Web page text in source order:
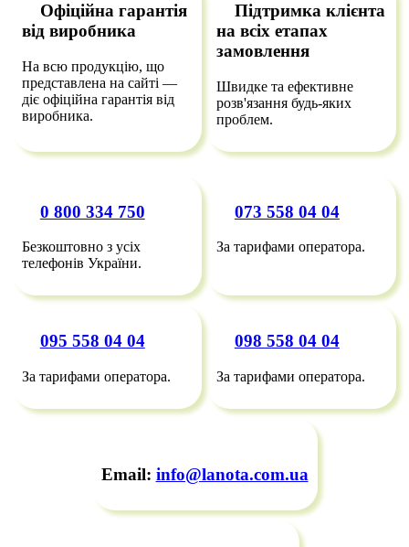
Офіційна гарантія
від виробника
На всю продукцію, що
представлена на сайті —
діє офіційна гарантія від
виробника.
Підтримка клієнта
на всіх етапах
замовлення
Швидке та ефективне
розв'язання будь-яких
проблем.
0 800 334 750
Безкоштовно з усіх
телефонів України.
073 558 04 04
За тарифами оператора.
095 558 04 04
За тарифами оператора.
098 558 04 04
За тарифами оператора.
Email: info@lanota.com.ua